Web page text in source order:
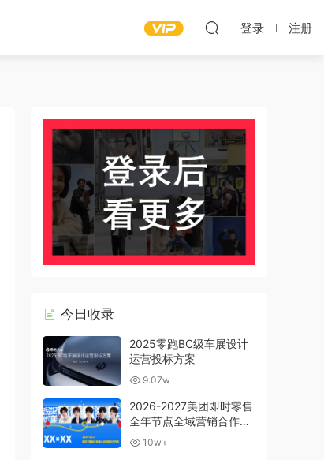
登录 注册
今日收录
2025零跑BC级车展设计
运营投标方案
9.07w
2026-2027美团即时零售
全年节点全域营销合作方
案 10w+